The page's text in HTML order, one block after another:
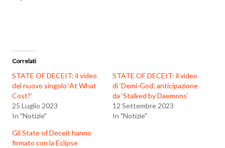
Correlati
STATE OF DECEIT: il video
del nuovo singolo ‘At What
Cost?’
25 Luglio 2023
In "Notizie"
STATE OF DECEIT: il video
di ‘Demi-God’, anticipazione
da ‘Stalked by Daemons’
12 Settembre 2023
In "Notizie"
Gli State of Deceit hanno
firmato con la Eclipse